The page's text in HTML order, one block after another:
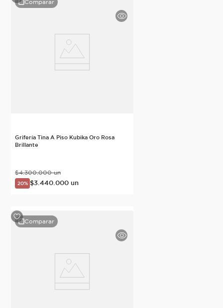
Comparar
Grifería Tina A Piso Kubika Oro Rosa
Brillante
$4.300.000 un
20% $3.440.000 un
Comparar